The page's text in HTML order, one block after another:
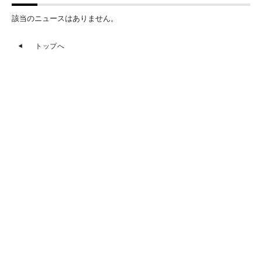
該当のニュースはありません。
トップへ